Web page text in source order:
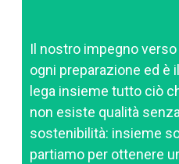
Il nostro impegno
ogni preparazione ed è
lega insieme tutto ciò
non esiste qualità
sostenibilità: insieme
partiamo per ottenere